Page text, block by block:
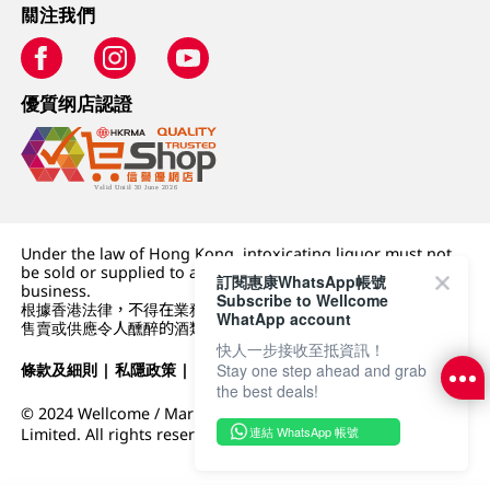
關注我們
優質纲店認證
Under the law of Hong Kong, intoxicating liquor must not
be sold or supplied to a minor (under 18) in the course of
business.
根據香港法律，不得在業務過程中，向未成年人 (18 歲以下人士)
售賣或供應令人醺醉的酒類。
條款及細則 |私隱政策 | DFI零售集團
© 2024 Wellcome / Market Place. The Dairy Farm Company
Limited. All rights reserved.
訂閱惠康WhatsApp帳號
Subscribe to Wellcome
WhatApp account
快人一步接收至抵資訊！
Stay one step ahead and grab
the best deals!
連結 WhatsApp 帳號